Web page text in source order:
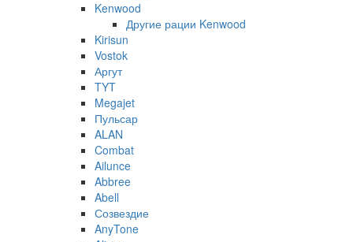
Kenwood
Другие рации Kenwood
Kirisun
Vostok
Аргут
TYT
Megajet
Пульсар
ALAN
Combat
Ailunce
Abbree
Abell
Созвездие
AnyTone